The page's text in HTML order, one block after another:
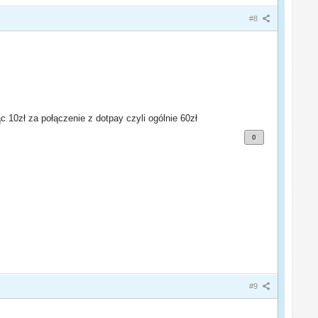
#8
za połączenie z dotpay czyli ogólnie 60zł
0
#9